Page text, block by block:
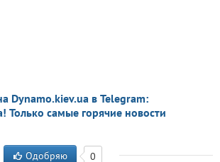
Dynamo.kiev.ua в Telegram:
Только самые горячие новости
Одобряю 0